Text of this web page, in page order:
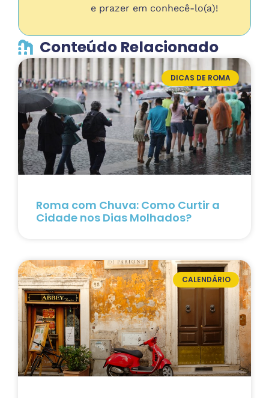
e prazer em conhecê-lo(a)!
Conteúdo Relacionado
DICAS DE ROMA
Roma com Chuva: Como Curtir a
Cidade nos Dias Molhados?
CALENDÁRIO